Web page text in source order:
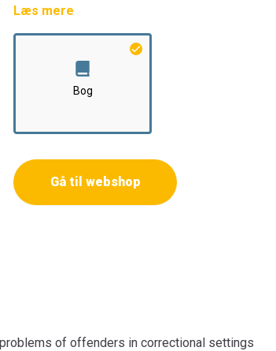
Institut:Institut for Kommunikation og Psykologi
Læs mere
Bog
Gå til webshop
of offenders in correctional settings